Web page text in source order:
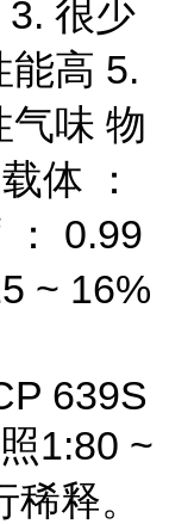
3. 很少
能高 5.
气味 物
体 ：
： 0.99
~ 16%
639S
1:80 ~
释。